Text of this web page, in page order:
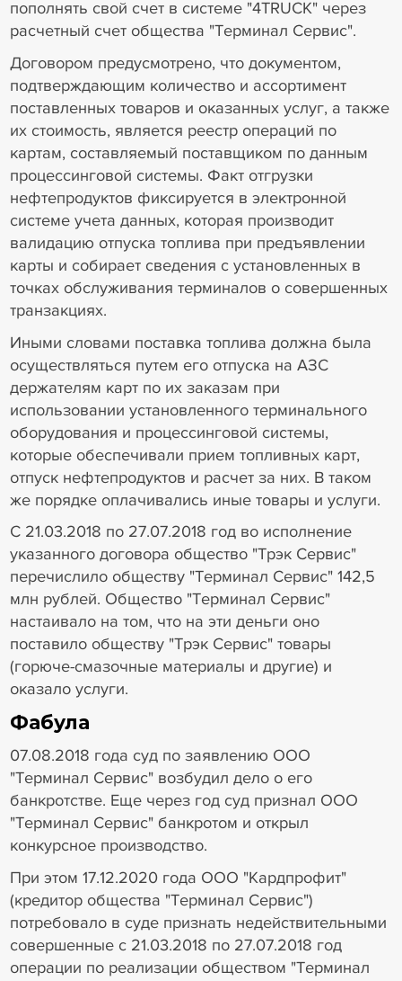
пополнять свой счет в системе "4TRUCK" через
расчетный счет общества "Терминал Сервис".
Договором предусмотрено, что документом,
подтверждающим количество и ассортимент
поставленных товаров и оказанных услуг, а также
их стоимость, является реестр операций по
картам, составляемый поставщиком по данным
процессинговой системы. Факт отгрузки
нефтепродуктов фиксируется в электронной
системе учета данных, которая производит
валидацию отпуска топлива при предъявлении
карты и собирает сведения с установленных в
точках обслуживания терминалов о совершенных
транзакциях.
Иными словами поставка топлива должна была
осуществляться путем его отпуска на АЗС
держателям карт по их заказам при
использовании установленного терминального
оборудования и процессинговой системы,
которые обеспечивали прием топливных карт,
отпуск нефтепродуктов и расчет за них. В таком
же порядке оплачивались иные товары и услуги.
С 21.03.2018 по 27.07.2018 год во исполнение
указанного договора общество "Трэк Сервис"
перечислило обществу "Терминал Сервис" 142,5
млн рублей. Общество "Терминал Сервис"
настаивало на том, что на эти деньги оно
поставило обществу "Трэк Сервис" товары
(горюче-смазочные материалы и другие) и
оказало услуги.
Фабула
07.08.2018 года суд по заявлению ООО
"Терминал Сервис" возбудил дело о его
банкротстве. Еще через год суд признал ООО
"Терминал Сервис" банкротом и открыл
конкурсное производство.
При этом 17.12.2020 года ООО "Кардпрофит"
(кредитор общества "Терминал Сервис")
потребовало в суде признать недействительными
совершенные с 21.03.2018 по 27.07.2018 год
операции по реализации обществом "Терминал